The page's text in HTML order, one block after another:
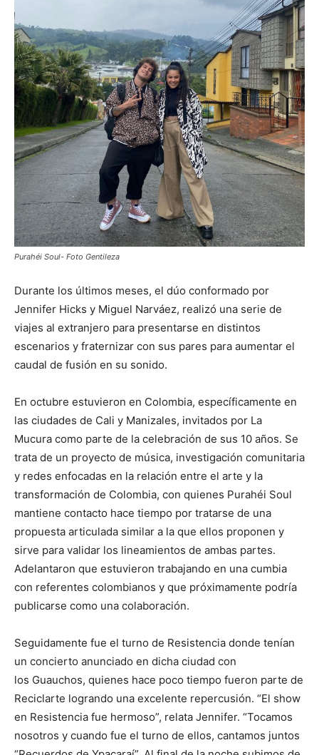
Purahéi Soul- Foto Gentileza
Durante los últimos meses, el dúo conformado por
Jennifer Hicks y Miguel Narváez, realizó una serie de
viajes al extranjero para presentarse en distintos
escenarios y fraternizar con sus pares para aumentar el
caudal de fusión en su sonido.
En octubre estuvieron en Colombia, específicamente en
las ciudades de Cali y Manizales, invitados por La
Mucura como parte de la celebración de sus 10 años. Se
trata de un proyecto de música, investigación comunitaria
y redes enfocadas en la relación entre el arte y la
transformación de Colombia, con quienes Purahéi Soul
mantiene contacto hace tiempo por tratarse de una
propuesta articulada similar a la que ellos proponen y
sirve para validar los lineamientos de ambas partes.
Adelantaron que estuvieron trabajando en una cumbia
con referentes colombianos y que próximamente podría
publicarse como una colaboración.
Seguidamente fue el turno de Resistencia donde tenían
un concierto anunciado en dicha ciudad con
los Guauchos, quienes hace poco tiempo fueron parte de
Reciclarte logrando una excelente repercusión. “El show
en Resistencia fue hermoso”, relata Jennifer. “Tocamos
nosotros y cuando fue el turno de ellos, cantamos juntos